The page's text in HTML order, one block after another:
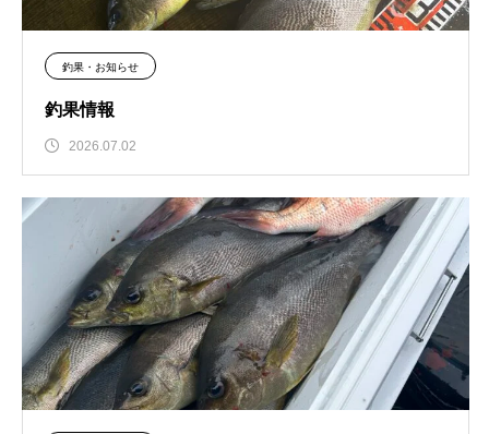
釣果・お知らせ
釣果情報
2026.07.02